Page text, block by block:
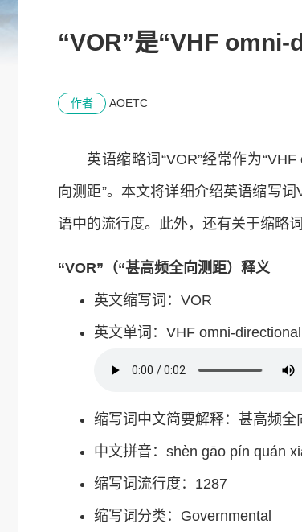
“VOR”是“VHF
作者 AOETC
英语缩略词“VOR”经常作为
向测距”。本文将详细介绍英语缩写
语中的流行度。此外，还有关于缩略
“VOR”（“甚高频全向测距）释义
英文缩写词：VOR
英文单词：VHF omni-
缩写词中文简要解释：甚高频全
中文拼音：shèn gāo pín quán
缩写词流行度：1287
缩写词分类：Governmental